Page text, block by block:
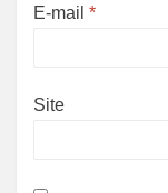
E-mail *
Site